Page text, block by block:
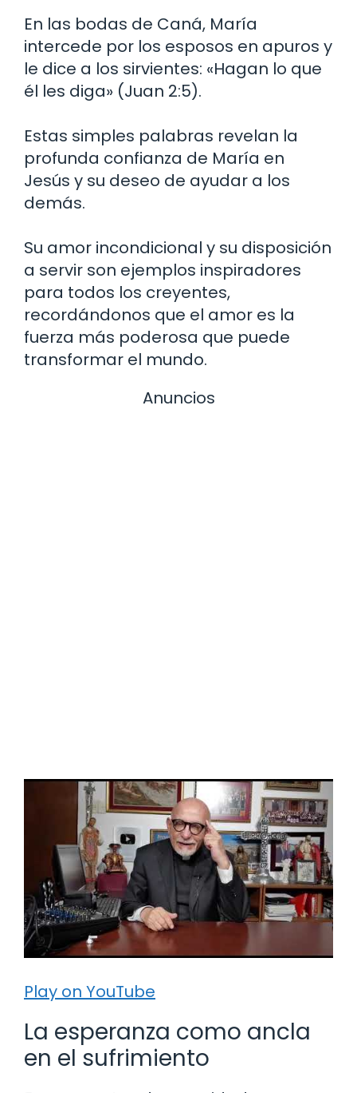
En las bodas de Caná, María
intercede por los esposos en apuros y
le dice a los sirvientes: «Hagan lo que
él les diga» (Juan 2:5).
Estas simples palabras revelan la
profunda confianza de María en
Jesús y su deseo de ayudar a los
demás.
Su amor incondicional y su disposición
a servir son ejemplos inspiradores
para todos los creyentes,
recordándonos que el amor es la
fuerza más poderosa que puede
transformar el mundo.
Anuncios
Play on YouTube
La esperanza como ancla
en el sufrimiento